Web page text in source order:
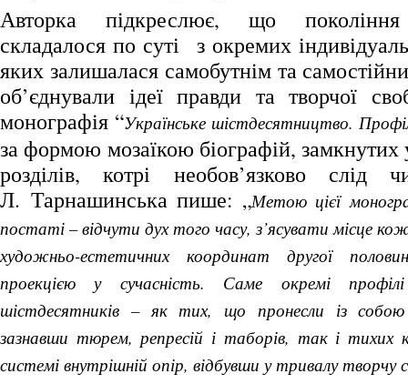
Авторка підкреслює, що покоління
складалося по суті з окремих
яких залишалася самобутнім та
об’єднували ідеї правди та творчої
монографія “Українське шістдесятництво.
за формою мозаїкою біографій,
розділів, котрі необов’язково слід
Л. Тарнашинська пише: „Метою цієї
постаті – відчути дух того часу, з’ясувати місце
художньо-естетичних координат другої
проекцією у сучасність. Саме окремі
шістдесятників – як тих, що пронесли із
зазнавши тюрем, репресій і таборів, так і тихих
системі внутрішній опір, відбувши у тривалу